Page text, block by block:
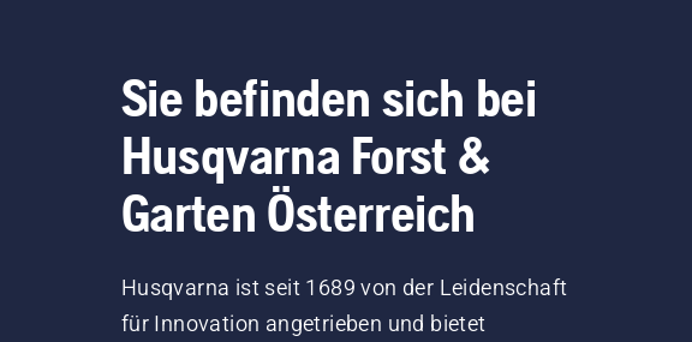
Sie befinden sich bei
Husqvarna Forst &
Garten Österreich
Husqvarna ist seit 1689 von der Leidenschaft
für Innovation angetrieben und bietet